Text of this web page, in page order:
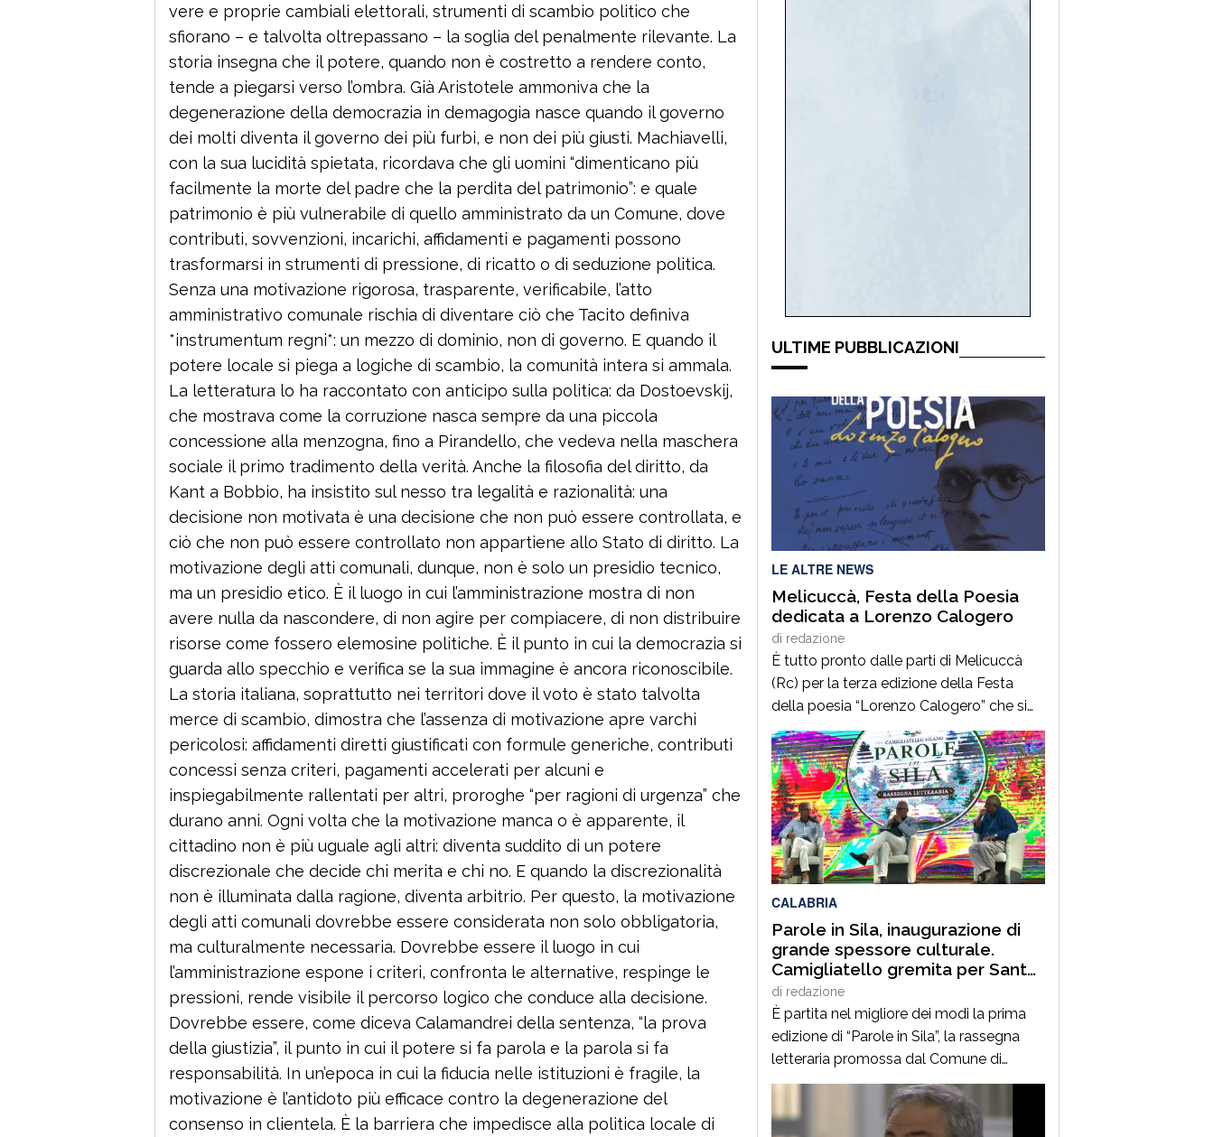
vere e proprie cambiali elettorali, strumenti di scambio politico che
sfiorano – e talvolta oltrepassano – la soglia del penalmente rilevante. La
storia insegna che il potere, quando non è costretto a rendere conto,
tende a piegarsi verso l’ombra. Già Aristotele ammoniva che la
degenerazione della democrazia in demagogia nasce quando il governo
dei molti diventa il governo dei più furbi, e non dei più giusti. Machiavelli,
con la sua lucidità spietata, ricordava che gli uomini “dimenticano più
facilmente la morte del padre che la perdita del patrimonio”: e quale
patrimonio è più vulnerabile di quello amministrato da un Comune, dove
contributi, sovvenzioni, incarichi, affidamenti e pagamenti possono
trasformarsi in strumenti di pressione, di ricatto o di seduzione politica.
Senza una motivazione rigorosa, trasparente, verificabile, l’atto
amministrativo comunale rischia di diventare ciò che Tacito definiva
*instrumentum regni*: un mezzo di dominio, non di governo. E quando il
potere locale si piega a logiche di scambio, la comunità intera si ammala.
La letteratura lo ha raccontato con anticipo sulla politica: da Dostoevskij,
che mostrava come la corruzione nasca sempre da una piccola
concessione alla menzogna, fino a Pirandello, che vedeva nella maschera
sociale il primo tradimento della verità. Anche la filosofia del diritto, da
Kant a Bobbio, ha insistito sul nesso tra legalità e razionalità: una
decisione non motivata è una decisione che non può essere controllata, e
ciò che non può essere controllato non appartiene allo Stato di diritto. La
motivazione degli atti comunali, dunque, non è solo un presidio tecnico,
ma un presidio etico. È il luogo in cui l’amministrazione mostra di non
avere nulla da nascondere, di non agire per compiacere, di non distribuire
risorse come fossero elemosine politiche. È il punto in cui la democrazia si
guarda allo specchio e verifica se la sua immagine è ancora riconoscibile.
La storia italiana, soprattutto nei territori dove il voto è stato talvolta
merce di scambio, dimostra che l’assenza di motivazione apre varchi
pericolosi: affidamenti diretti giustificati con formule generiche, contributi
concessi senza criteri, pagamenti accelerati per alcuni e
inspiegabilmente rallentati per altri, proroghe “per ragioni di urgenza” che
durano anni. Ogni volta che la motivazione manca o è apparente, il
cittadino non è più uguale agli altri: diventa suddito di un potere
discrezionale che decide chi merita e chi no. E quando la discrezionalità
non è illuminata dalla ragione, diventa arbitrio. Per questo, la motivazione
degli atti comunali dovrebbe essere considerata non solo obbligatoria,
ma culturalmente necessaria. Dovrebbe essere il luogo in cui
l’amministrazione espone i criteri, confronta le alternative, respinge le
pressioni, rende visibile il percorso logico che conduce alla decisione.
Dovrebbe essere, come diceva Calamandrei della sentenza, “la prova
della giustizia”, il punto in cui il potere si fa parola e la parola si fa
responsabilità. In un’epoca in cui la fiducia nelle istituzioni è fragile, la
motivazione è l’antidoto più efficace contro la degenerazione del
consenso in clientela. È la barriera che impedisce alla politica locale di
ULTIME PUBBLICAZIONI
LE ALTRE NEWS
Melicuccà, Festa della Poesia
dedicata a Lorenzo Calogero
di redazione
È tutto pronto dalle parti di Melicuccà
(Rc) per la terza edizione della Festa
della poesia “Lorenzo Calogero” che si
terrà dal 6 all’11 agosto. Dopo il successo
delle prime due edizioni, nel 2024 e nel
2025, che hanno portato nell’entroterra
calabrese autorevoli protagonisti della
cultura italiana e internazionale, anche
per quest’annoLYRIKS – Laboratorio
Interdisciplinare […]
CALABRIA
Parole in Sila, inaugurazione di
grande spessore culturale.
Camigliatello gremita per Santo
Gioffrè e il Procuratore Aggiunto
Stefano Musolino
di redazione
È partita nel migliore dei modi la prima
edizione di “Parole in Sila”, la rassegna
letteraria promossa dal Comune di
Spezzano della Sila e diretta dal
giornalista Pasquale Motta, che fino al 19
agosto porterà a Camigliatello Silano